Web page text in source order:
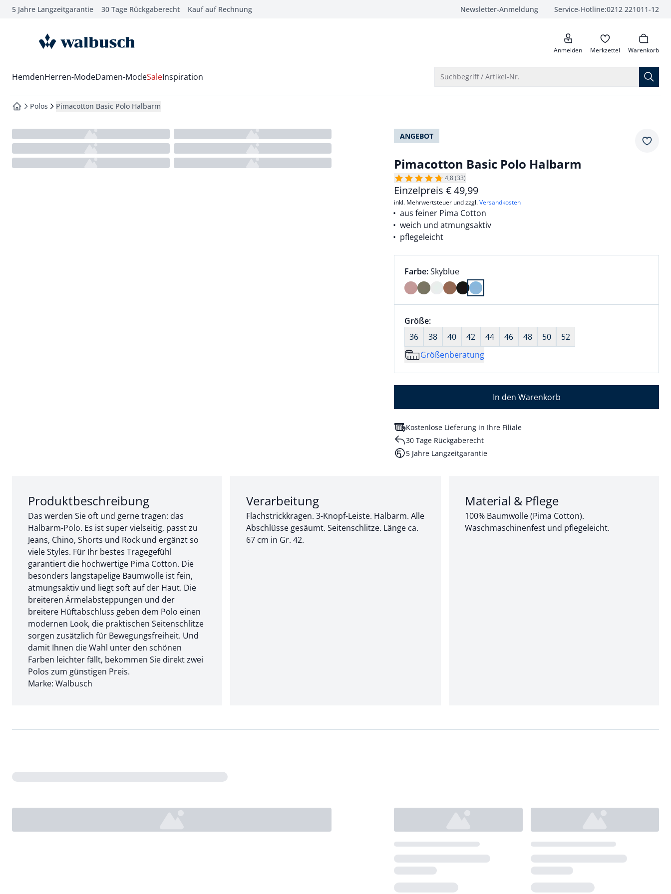
springen
springen
springen
5 Jahre Langzeitgarantie 30 Tage Rückgaberecht Kauf auf Rechnung Newsletter-Anmeldung Service-Hotline:0212 221011-12
anrufen
zur Startseite Anmelden Merkzettel Warenkorb
Wechsel in das Menü mit Pfeil-Runter Taste
HemdenHerren-ModeDamen-ModeSaleInspiration Suchbegriff / Artikel-Nr.
zur Startseite
Polos Pimacotton Basic Polo Halbarm
ANGEBOT
Pimacotton Basic Polo Halbarm
4,8 (33)
Einzelpreis €49,99
inkl. Mehrwertsteuer und zzgl.Versandkosten
aus feiner Pima Cotton
weich und atmungsaktiv
pflegeleicht
Farbauswahl:
Farbe:aktuell ausgewählt:
Skyblue
Farbe Skyblue ausgewählt
Größenauswahl:
Größe:nichts ausgewählt
36
38 40 42 44 46 48 50
52
Größenberatung
In den Warenkorb
Kostenlose Lieferung in Ihre Filiale
30 Tage Rückgaberecht
5 Jahre Langzeitgarantie
Abschnitt 1 von 3:
Produktbeschreibung
Das werden Sie oft und gerne tragen: das
Halbarm-Polo. Es ist super vielseitig, passt zu
Jeans, Chino, Shorts und Rock und ergänzt so
viele Styles. Für Ihr bestes Tragegefühl
garantiert die hochwertige Pima Cotton. Die
besonders langstapelige Baumwolle ist fein,
atmungsaktiv und liegt soft auf der Haut. Die
breiteren Ärmelabsteppungen und der
breitere Hüftabschluss geben dem Polo einen
modernen Look, die praktischen Seitenschlitze
sorgen zusätzlich für Bewegungsfreiheit. Und
damit Ihnen die Wahl unter den schönen
Farben leichter fällt, bekommen Sie direkt zwei
Polos zum günstigen Preis.
Marke: Walbusch
Abschnitt 2 von 3:
Verarbeitung
Flachstrickkragen. 3-Knopf-Leiste. Halbarm. Alle
Abschlüsse gesäumt. Seitenschlitze. Länge ca.
67 cm in Gr. 42.
Abschnitt 3 von 3:
Material & Pflege
100% Baumwolle (Pima Cotton).
Waschmaschinenfest und pflegeleicht.